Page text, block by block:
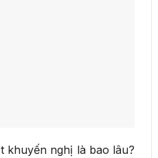
khuyến nghị là bao lâu?